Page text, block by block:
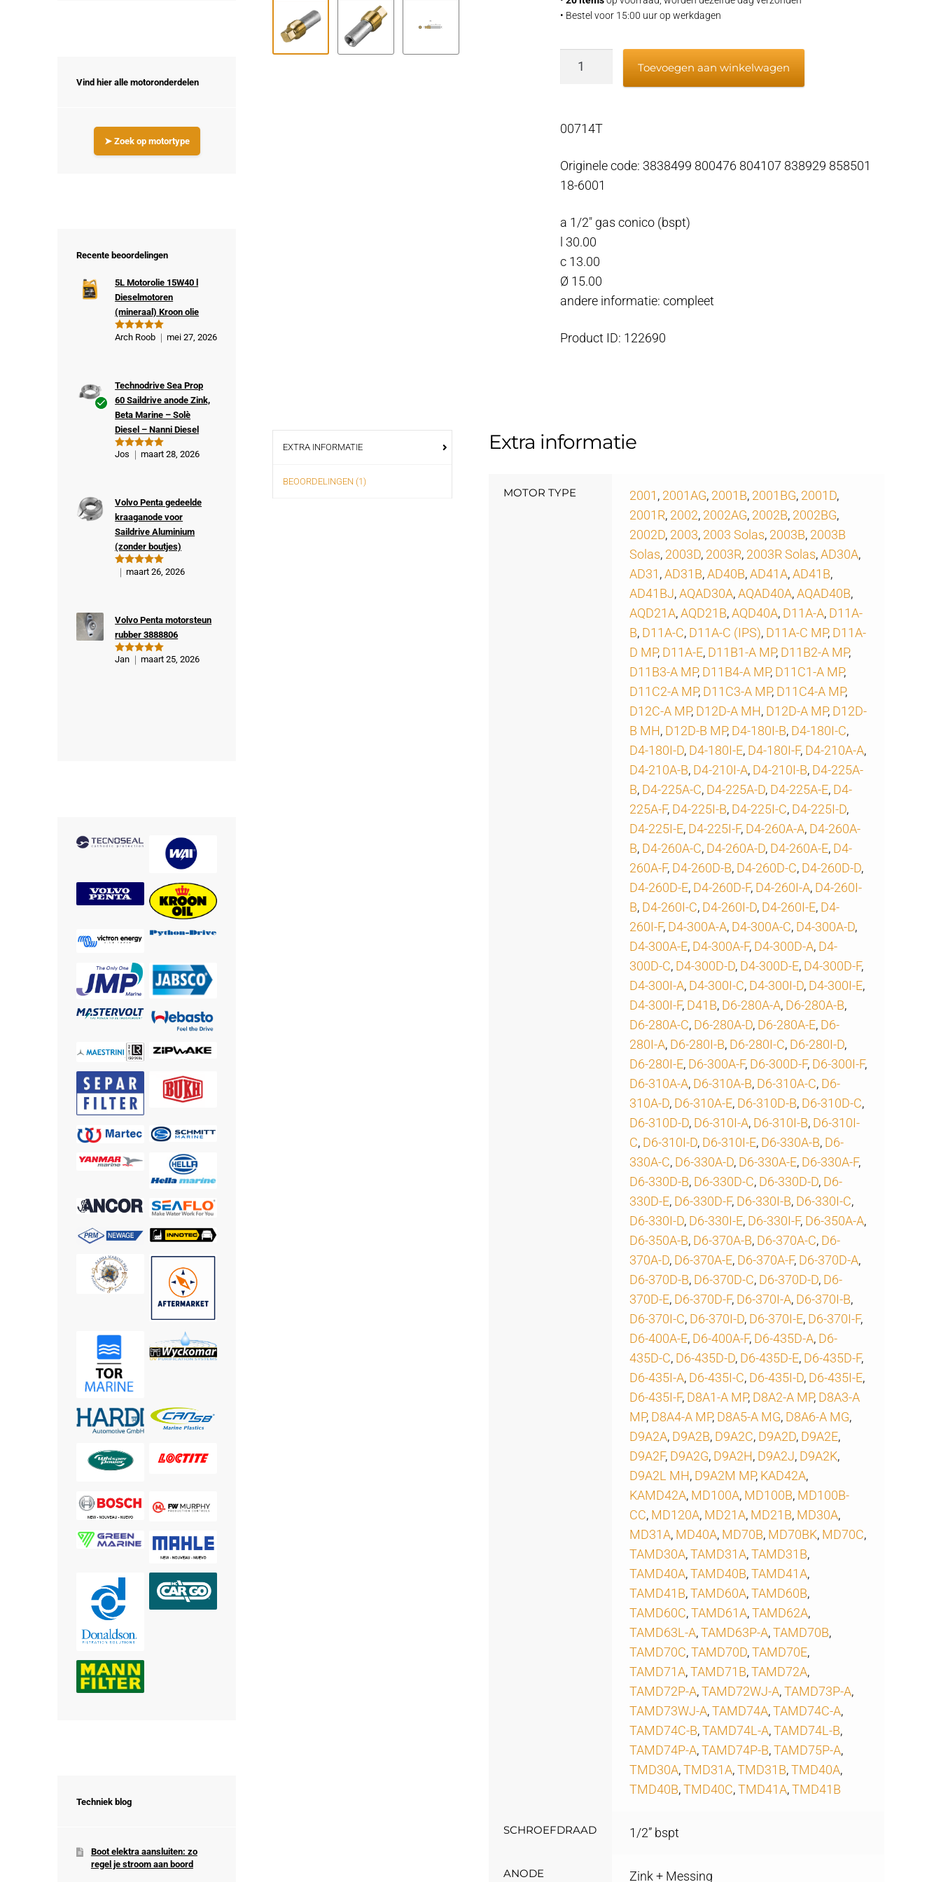
• Bestel voor 15:00 uur op werkdagen
Volvo
Ø15
met
plug,
dikte
1/2"
BSPT,
Zink
Messing
Toevoegen aan winkelwagen
00714T
Originele code: 3838499 800476 804107 838929 858501
18-6001
a 1/2″ gas conico (bspt)
l 30.00
c 13.00
Ø 15.00
andere informatie: compleet
Product ID: 122690
EXTRA INFORMATIE
BEOORDELINGEN (1)
Extra informatie
MOTOR TYPE 2001 , 2001AG, 2001B, 2001BG, 2001D,
2001R, 2002, 2002AG, 2002B, 2002BG,
2002D, 2003, 2003 Solas, 2003B, 2003B
Solas, 2003D, 2003R, 2003R Solas, AD30A,
AD31 , AD31B, AD40B, AD41A, AD41B,
AD41BJ, AQAD30A, AQAD40A, AQAD40B,
AQD21A, AQD21B, AQD40A, D11A-A, D11A-
B, D11A-C, D11A-C (IPS), D11A-C MP, D11A-
D MP, D11A-E, D11B1-A MP, D11B2-A MP,
D11B3-A MP, D11B4-A MP, D11C1-A MP,
D11C2-A MP, D11C3-A MP, D11C4-A MP,
D12C-A MP, D12D-A MH, D12D-A MP, D12D-
B MH, D12D-B MP, D4-180I-B, D4-180I-C,
D4-180I-D, D4-180I-E, D4-180I-F, D4-210A-A,
D4-210A-B, D4-210I-A, D4-210I-B, D4-225A-
B, D4-225A-C, D4-225A-D, D4-225A-E, D4-
225A-F, D4-225I-B, D4-225I-C, D4-225I-D,
D4-225I-E, D4-225I-F, D4-260A-A, D4-260A-
B, D4-260A-C, D4-260A-D, D4-260A-E, D4-
260A-F, D4-260D-B, D4-260D-C, D4-260D-D,
D4-260D-E, D4-260D-F, D4-260I-A, D4-260I-
B, D4-260I-C, D4-260I-D, D4-260I-E, D4-
260I-F, D4-300A-A, D4-300A-C, D4-300A-D,
D4-300A-E, D4-300A-F, D4-300D-A, D4-
300D-C, D4-300D-D, D4-300D-E, D4-300D-F,
D4-300I-A, D4-300I-C, D4-300I-D, D4-300I-E,
D4-300I-F, D41B, D6-280A-A, D6-280A-B,
D6-280A-C, D6-280A-D, D6-280A-E, D6-
280I-A, D6-280I-B, D6-280I-C, D6-280I-D,
D6-280I-E, D6-300A-F, D6-300D-F, D6-300I-F,
D6-310A-A, D6-310A-B, D6-310A-C, D6-
310A-D, D6-310A-E, D6-310D-B, D6-310D-C,
D6-310D-D, D6-310I-A, D6-310I-B, D6-310I-
C, D6-310I-D, D6-310I-E, D6-330A-B, D6-
330A-C, D6-330A-D, D6-330A-E, D6-330A-F,
D6-330D-B, D6-330D-C, D6-330D-D, D6-
330D-E, D6-330D-F, D6-330I-B, D6-330I-C,
D6-330I-D, D6-330I-E, D6-330I-F, D6-350A-A,
D6-350A-B, D6-370A-B, D6-370A-C, D6-
370A-D, D6-370A-E, D6-370A-F, D6-370D-A,
D6-370D-B, D6-370D-C, D6-370D-D, D6-
370D-E, D6-370D-F, D6-370I-A, D6-370I-B,
D6-370I-C, D6-370I-D, D6-370I-E, D6-370I-F,
D6-400A-E, D6-400A-F, D6-435D-A, D6-
435D-C, D6-435D-D, D6-435D-E, D6-435D-F,
D6-435I-A, D6-435I-C, D6-435I-D, D6-435I-E,
D6-435I-F, D8A1-A MP, D8A2-A MP, D8A3-A
MP, D8A4-A MP, D8A5-A MG, D8A6-A MG,
D9A2A, D9A2B, D9A2C, D9A2D, D9A2E,
D9A2F, D9A2G, D9A2H, D9A2J, D9A2K,
D9A2L MH, D9A2M MP, KAD42A,
KAMD42A, MD100A, MD100B, MD100B-
CC, MD120A, MD21A, MD21B, MD30A,
MD31A, MD40A, MD70B, MD70BK, MD70C,
TAMD30A, TAMD31A, TAMD31B,
TAMD40A, TAMD40B, TAMD41A,
TAMD41B, TAMD60A, TAMD60B,
TAMD60C, TAMD61A, TAMD62A,
TAMD63L-A, TAMD63P-A, TAMD70B,
TAMD70C, TAMD70D, TAMD70E,
TAMD71A, TAMD71B, TAMD72A,
TAMD72P-A, TAMD72WJ-A, TAMD73P-A,
TAMD73WJ-A, TAMD74A, TAMD74C-A,
TAMD74C-B, TAMD74L-A, TAMD74L-B,
TAMD74P-A, TAMD74P-B, TAMD75P-A,
TMD30A, TMD31A, TMD31B, TMD40A,
TMD40B, TMD40C, TMD41A, TMD41B
SCHROEFDRAAD 1/2” bspt
ANODE Zink + Messing
Vind hier alle motoronderdelen
➤ Zoek op motortype
Recente beoordelingen
Gewaardeer
5L Motorolie 15W40 l
Dieselmotoren
(mineraal) Kroon olie
Arch Roob mei 27, 2026
Gewaardeer
Technodrive Sea Prop
60 Saildrive anode Zink,
Beta Marine – Solè
Diesel – Nanni Diesel
Jos maart 28, 2026
Gewaardeer
Volvo Penta gedeelde
kraaganode voor
Saildrive Aluminium
(zonder boutjes)
maart 26, 2026
Gewaardeer
Volvo Penta motorsteun
rubber 3888806
Jan maart 25, 2026
Techniek blog
Boot elektra aansluiten: zo
regel je stroom aan boord